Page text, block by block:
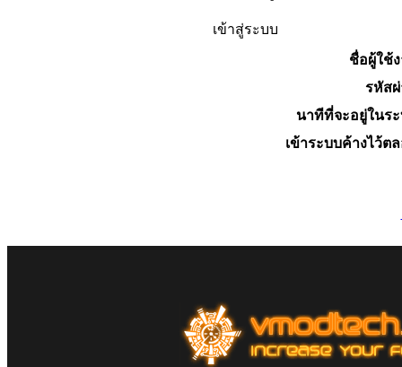
เข้าสู่ระบบ
ชื่อผู้ใช้
รหัส
นาทีที่จะอยู่ในร
เข้าระบบค้างไว้ต